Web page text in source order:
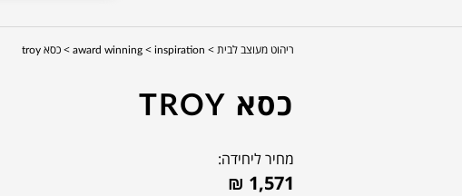
ריהוט מעוצב לבית > inspiration >
award winning > כסא troy
כסא TROY
מחיר ליחידה:
₪ 1,571